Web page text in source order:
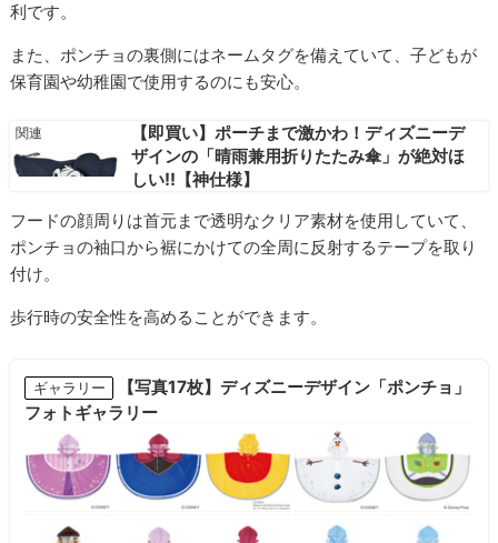
利です。
また、ポンチョの裏側にはネームタグを備えていて、子どもが
保育園や幼稚園で使用するのにも安心。
【即買い】ポーチまで激かわ！ディズニーデ
ザインの「晴雨兼用折りたたみ傘」が絶対ほ
しい!!【神仕様】
フードの顔周りは首元まで透明なクリア素材を使用していて、
ポンチョの袖口から裾にかけての全周に反射するテープを取り
付け。
歩行時の安全性を高めることができます。
ギャラリー
【写真17枚】ディズニーデザイン「ポンチョ」
フォトギャラリー